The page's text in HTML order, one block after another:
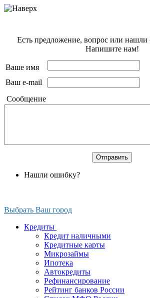
Есть предложение, вопрос или
Напишите нам!
Ваше имя
Ваш e-mail
Сообщение
Нашли ошибку?
Выбрать Ваш город
Кредиты
Кредит наличными
Кредитные карты
Микрозаймы
Ипотека
Автокредиты
Рефинансирование
Рейтинг банков России